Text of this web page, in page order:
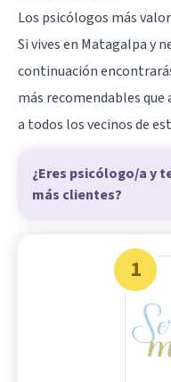
Los psicólogos más
Si vives en Matagalpa y
continuación
más recomendables
a todos los vecinos de
¿Eres psicólogo/a y
más clientes?
1